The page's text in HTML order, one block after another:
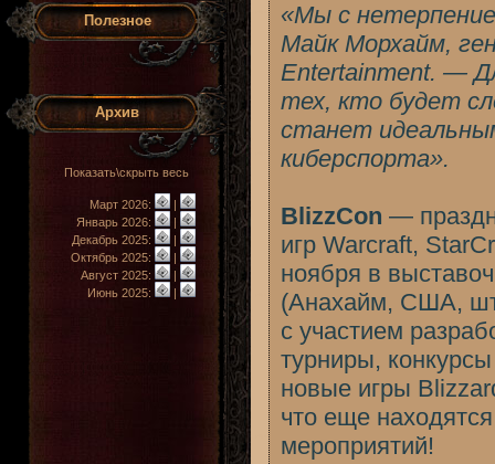
Полезное
Архив
Показать\скрыть весь
Март 2026:
|
Январь 2026:
|
Декабрь 2025:
|
Октябрь 2025:
|
Август 2025:
|
Июнь 2025:
|
«Мы с
Майк Морхайм,
Entertainment. —
тех, кто будет
станет
киберспорта».
BlizzCon —
игр Warcraft,
ноября в
(Анахайм, США,
с участием
турниры,
новые игры
что еще
мероприятий!